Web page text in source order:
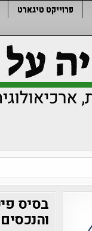
פרוייקט טיגארט
בסיס